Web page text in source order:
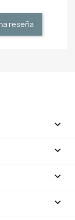
reseña



keyboard_arrow_down